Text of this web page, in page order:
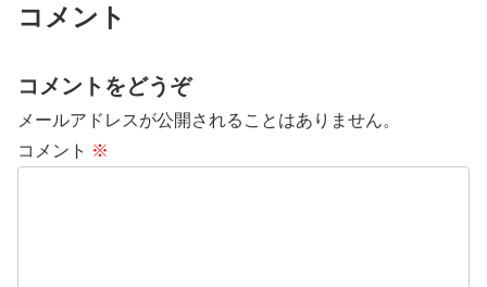
コメント
コメントをどうぞ
メールアドレスが公開されることはありません。
コメント ※